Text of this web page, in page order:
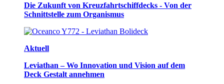
Die Zukunft von Kreuzfahrtschiffdecks - Von der
Schnittstelle zum Organismus
Aktuell
Leviathan – Wo Innovation und Vision auf dem
Deck Gestalt annehmen